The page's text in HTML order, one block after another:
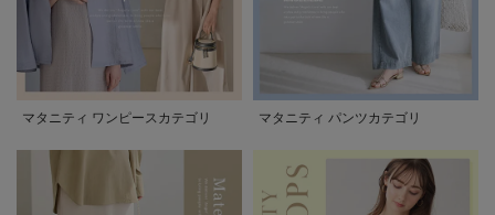
マタニティ ワンピースカテゴリ マタニティ パンツカテゴリ